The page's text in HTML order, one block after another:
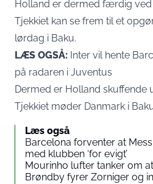
Holland er dermed færdig ved
Tjekkiet kan se frem til et
lørdag i Baku.
LÆS OGSÅ: Inter vil hente
på radaren i Juventus
Dermed er Holland skuffende
Tjekkiet møder Danmark i
Læs også
Barcelona forventer at
med klubben ‘for evigt’
Mourinho lufter tanker om
Brøndby fyrer Zorniger og